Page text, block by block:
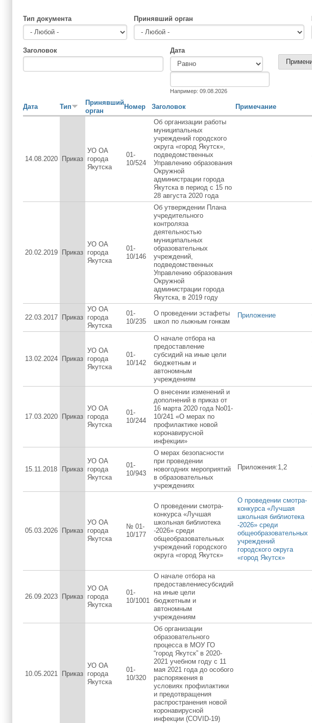
Тип документа Принявший орган
Заголовок Дата
Например: 09.08.2026
Дата Тип
Принявший
орган
Номер Заголовок Примечание
14.08.2020 Приказ
УО ОА
города
Якутска
01-
10/524
Об организации работы
муниципальных
учреждений городского
округа «город Якутск»,
подведомственных
Управлению образования
Окружной
администрации города
Якутска в период с 15 по
28 августа 2020 года
20.02.2019 Приказ
УО ОА
города
Якутска
01-
10/146
Об утверждении Плана
учредительного
контроляза
деятельностью
муниципальных
образовательных
учреждений,
подведомственных
Управлению образования
Окружной
администрации города
Якутска, в 2019 году
22.03.2017 Приказ
УО ОА
города
Якутска
01-
10/235
О проведении эстафеты
школ по лыжным гонкам
Приложение
13.02.2024 Приказ
УО ОА
города
Якутска
01-
10/142
О начале отбора на
предоставление
субсидий на иные цели
бюджетным и
автономным
учреждениям
17.03.2020 Приказ
УО ОА
города
Якутска
01-
10/244
О внесении изменений и
дополнений в приказ от
16 марта 2020 года No01-
10/241 «О мерах по
профилактике новой
коронавирусной
инфекции»
15.11.2018 Приказ
УО ОА
города
Якутска
01-
10/943
О мерах безопасности
при проведении
новогодних мероприятий
в образовательных
учреждениях
Приложения:1,2
05.03.2026 Приказ
УО ОА
города
Якутска
№ 01-
10/177
О проведении смотра-
конкурса «Лучшая
школьная библиотека
-2026» среди
общеобразовательных
учреждений городского
округа «город Якутск»
О проведении смотра-
конкурса «Лучшая
школьная библиотека
-2026» среди
общеобразовательных
учреждений
городского округа
«город Якутск»
26.09.2023 Приказ
УО ОА
города
Якутска
01-
10/1001
О начале отбора на
предоставлениесубсидий
на иные цели
бюджетным и
автономным
учреждениям
10.05.2021 Приказ
УО ОА
города
Якутска
01-
10/320
Об организации
образовательного
процесса в МОУ ГО
“город Якутск” в 2020-
2021 учебном году с 11
мая 2021 года до особого
распоряжения в
условиях профилактики
и предотвращения
распространения новой
коронавирусной
инфекции (COVID-19)